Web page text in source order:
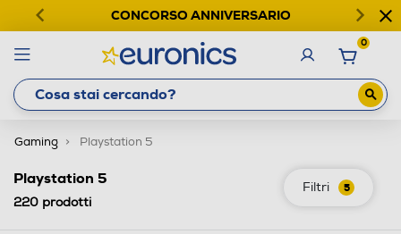
CONCORSO ANNIVERSARIO
0
Gaming Playstation 5
Filtri 5
Playstation 5
220 prodotti